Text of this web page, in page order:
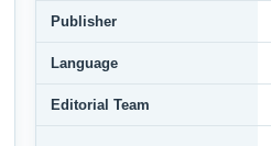
Publisher
Language
Editorial Team